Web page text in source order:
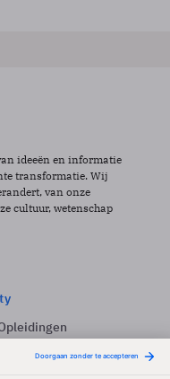
ideeën en informatie
transformatie. Wij
van onze
cultuur, wetenschap